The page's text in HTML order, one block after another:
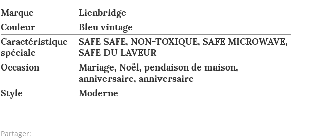
Marque
Lienbridge
Couleur
Bleu vintage
Caractéristique
spéciale
SAFE SAFE, NON-TOXIQUE, SAFE MICROWAVE,
SAFE DU LAVEUR
Occasion
Mariage, Noël, pendaison de maison,
anniversaire, anniversaire
Style
Moderne
Partager: